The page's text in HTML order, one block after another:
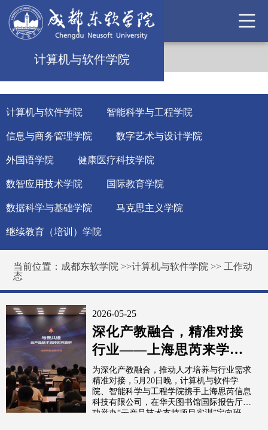
计算机与软件学院
计算机与软件学院 智能科学与工程学院
信息与商务管理学院 数字艺术与设计学院
外国语学院 健康医疗科技学院
数智应用技术学院 国际教育学院
数据科学与基础学院 马克思主义学院
继续教育（培训）学院
当前位置： 成都东软学院 >>计算机与软件学院 >> 工作动
态
2026-05-25
深化产教融合，精准对接
行业——上海思芮来学院
开展“云产品技术支持项目
实训”定...
为深化产教融合，推动人才培养与行业需求
精准对接，5月20日晚，计算机与软件学
院、智能科学与工程学院携手上海思芮信息
科技有限公司，在华天图书馆国际报告厅成
功举办“云产品技术支持项目实训”定向班...